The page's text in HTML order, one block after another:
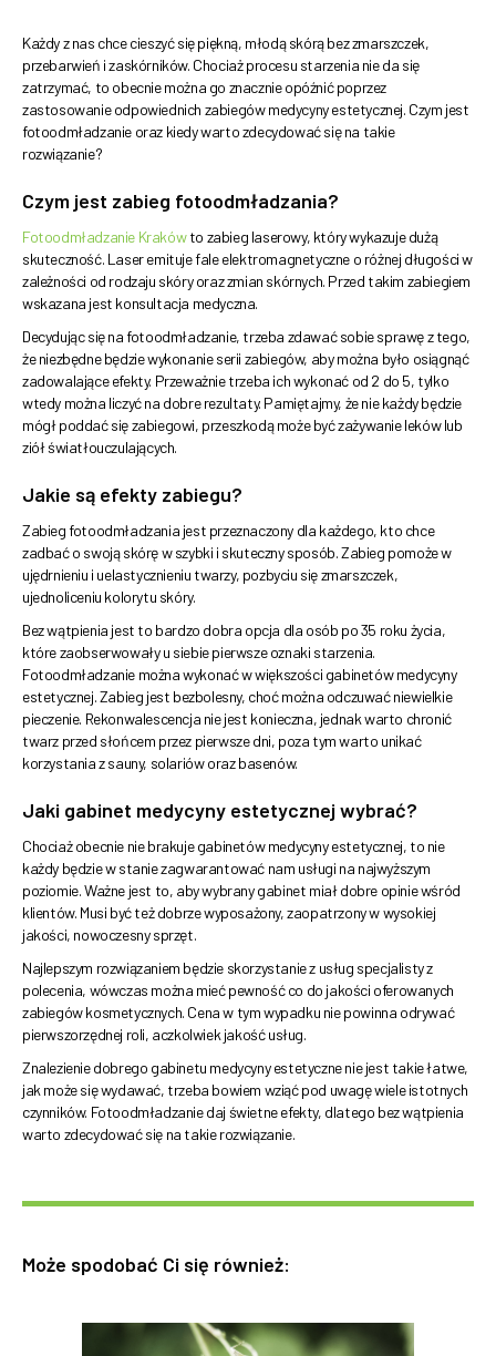
Każdy z nas chce cieszyć się piękną, młodą skórą bez zmarszczek,
przebarwień i zaskórników. Chociaż procesu starzenia nie da się
zatrzymać, to obecnie można go znacznie opóźnić poprzez
zastosowanie odpowiednich zabiegów medycyny estetycznej. Czym jest
fotoodmładzanie oraz kiedy warto zdecydować się na takie
rozwiązanie?
Czym jest zabieg fotoodmładzania?
Fotoodmładzanie Krakówto zabieg laserowy, który wykazuje dużą
skuteczność. Laser emituje fale elektromagnetyczne o różnej długości w
zależności od rodzaju skóry oraz zmian skórnych. Przed takim zabiegiem
wskazana jest konsultacja medyczna.
Decydując się na fotoodmładzanie, trzeba zdawać sobie sprawę z tego,
że niezbędne będzie wykonanie serii zabiegów, aby można było osiągnąć
zadowalające efekty. Przeważnie trzeba ich wykonać od 2 do 5, tylko
wtedy można liczyć na dobre rezultaty. Pamiętajmy, że nie każdy będzie
mógł poddać się zabiegowi, przeszkodą może być zażywanie leków lub
ziół światłouczulających.
Jakie są efekty zabiegu?
Zabieg fotoodmładzania jest przeznaczony dla każdego, kto chce
zadbać o swoją skórę w szybki i skuteczny sposób. Zabieg pomoże w
ujędrnieniu i uelastycznieniu twarzy, pozbyciu się zmarszczek,
ujednoliceniu kolorytu skóry.
Bez wątpienia jest to bardzo dobra opcja dla osób po 35 roku życia,
które zaobserwowały u siebie pierwsze oznaki starzenia.
Fotoodmładzanie można wykonać w większości gabinetów medycyny
estetycznej. Zabieg jest bezbolesny, choć można odczuwać niewielkie
pieczenie. Rekonwalescencja nie jest konieczna, jednak warto chronić
twarz przed słońcem przez pierwsze dni, poza tym warto unikać
korzystania z sauny, solariów oraz basenów.
Jaki gabinet medycyny estetycznej wybrać?
Chociaż obecnie nie brakuje gabinetów medycyny estetycznej, to nie
każdy będzie w stanie zagwarantować nam usługi na najwyższym
poziomie. Ważne jest to, aby wybrany gabinet miał dobre opinie wśród
klientów. Musi być też dobrze wyposażony, zaopatrzony w wysokiej
jakości, nowoczesny sprzęt.
Najlepszym rozwiązaniem będzie skorzystanie z usług specjalisty z
polecenia, wówczas można mieć pewność co do jakości oferowanych
zabiegów kosmetycznych. Cena w tym wypadku nie powinna odrywać
pierwszorzędnej roli, aczkolwiek jakość usług.
Znalezienie dobrego gabinetu medycyny estetyczne nie jest takie łatwe,
jak może się wydawać, trzeba bowiem wziąć pod uwagę wiele istotnych
czynników. Fotoodmładzanie daj świetne efekty, dlatego bez wątpienia
warto zdecydować się na takie rozwiązanie.
Może spodobać Ci się również: